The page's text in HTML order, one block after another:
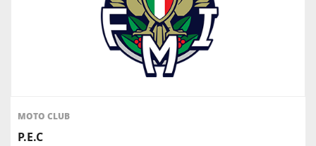
MOTO CLUB
P.E.C